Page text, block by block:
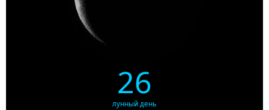
26
лунный день